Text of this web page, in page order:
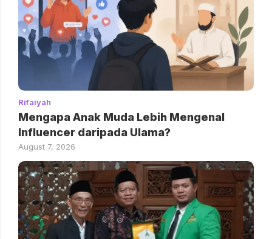
Rifaiyah
Mengapa Anak Muda Lebih Mengenal
Influencer daripada Ulama?
August 7, 2026